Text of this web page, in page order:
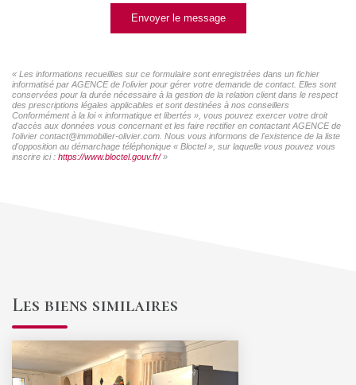
Envoyer le message
« Les informations recueillies sur ce formulaire sont enregistrées dans un fichier
informatisé par AGENCE de l'olivier pour gérer votre demande de contact. Elles sont
conservées pour la durée nécessaire à la gestion de la relation client dans le respect
des prescriptions légales applicables et sont destinées à nos conseillers
Conformément à la loi « informatique et libertés », vous pouvez exercer votre droit
d'accès aux données vous concernant et les faire rectifier en contactant AGENCE de
l'olivier contact@immobilier-olivier.com. Nous vous informons de l'existence de la liste
d'opposition au démarchage téléphonique « Bloctel », sur laquelle vous pouvez vous
inscrire ici : https://www.bloctel.gouv.fr/»
Les biens similaires